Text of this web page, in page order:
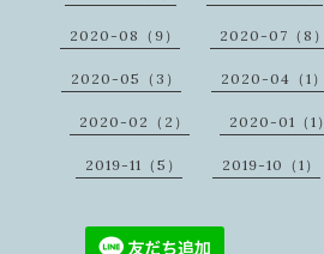
2020-08（9） 2020-07（8）
2020-05（3） 2020-04（1）
2020-02（2） 2020-01（1）
2019-11（5） 2019-10（1）